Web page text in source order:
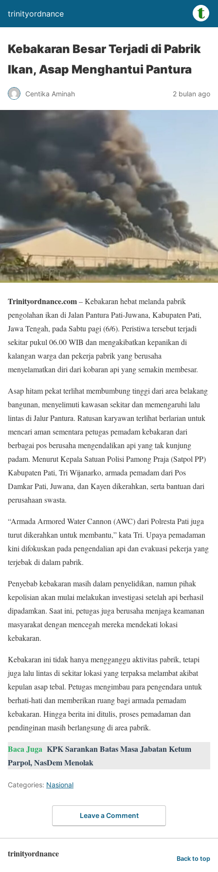
trinityordnance
Kebakaran Besar Terjadi di Pabrik
Ikan, Asap Menghantui Pantura
Centika Aminah 2 bulan ago
Trinityordnance.com– Kebakaran hebat melanda pabrik
pengolahan ikan di Jalan Pantura Pati-Juwana, Kabupaten Pati,
Jawa Tengah, pada Sabtu pagi (6/6). Peristiwa tersebut terjadi
sekitar pukul 06.00 WIB dan mengakibatkan kepanikan di
kalangan warga dan pekerja pabrik yang berusaha
menyelamatkan diri dari kobaran api yang semakin membesar.
Asap hitam pekat terlihat membumbung tinggi dari area belakang
bangunan, menyelimuti kawasan sekitar dan memengaruhi lalu
lintas di Jalur Pantura. Ratusan karyawan terlihat berlarian untuk
mencari aman sementara petugas pemadam kebakaran dari
berbagai pos berusaha mengendalikan api yang tak kunjung
padam. Menurut Kepala Satuan Polisi Pamong Praja (Satpol PP)
Kabupaten Pati, Tri Wijanarko, armada pemadam dari Pos
Damkar Pati, Juwana, dan Kayen dikerahkan, serta bantuan dari
perusahaan swasta.
“Armada Armored Water Cannon (AWC) dari Polresta Pati juga
turut dikerahkan untuk membantu,” kata Tri. Upaya pemadaman
kini difokuskan pada pengendalian api dan evakuasi pekerja yang
terjebak di dalam pabrik.
Penyebab kebakaran masih dalam penyelidikan, namun pihak
kepolisian akan mulai melakukan investigasi setelah api berhasil
dipadamkan. Saat ini, petugas juga berusaha menjaga keamanan
masyarakat dengan mencegah mereka mendekati lokasi
kebakaran.
Kebakaran ini tidak hanya mengganggu aktivitas pabrik, tetapi
juga lalu lintas di sekitar lokasi yang terpaksa melambat akibat
kepulan asap tebal. Petugas mengimbau para pengendara untuk
berhati-hati dan memberikan ruang bagi armada pemadam
kebakaran. Hingga berita ini ditulis, proses pemadaman dan
pendinginan masih berlangsung di area pabrik.
Baca Juga KPK Sarankan Batas Masa Jabatan Ketum
Parpol, NasDem Menolak
Categories: Nasional
Leave a Comment
trinityordnance Back to top